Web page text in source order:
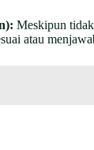
Meskipun
atau